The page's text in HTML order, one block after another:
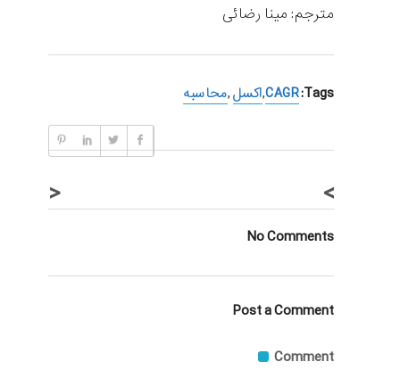
مترجم: مینا رضائی
Tags:
CAGR
,اکسل,محاسبه
< >
No Comments
Post a Comment
Comment